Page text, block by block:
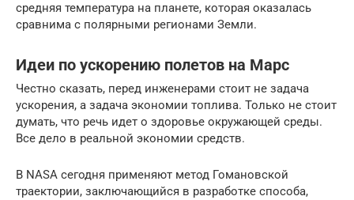
средняя температура на планете, которая оказалась
сравнима с полярными регионами Земли.
Идеи по ускорению полетов на Марс
Честно сказать, перед инженерами стоит не задача
ускорения, а задача экономии топлива. Только не стоит
думать, что речь идет о здоровье окружающей среды.
Все дело в реальной экономии средств.
В NASA сегодня применяют метод Гомановской
траектории, заключающийся в разработке способа,